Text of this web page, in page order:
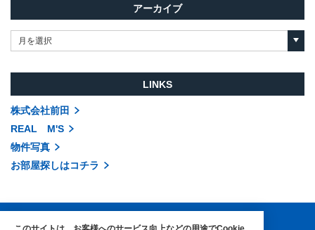
アーカイブ
月を選択
LINKS
株式会社前田
REAL M'S
物件写真
お部屋探しはコチラ